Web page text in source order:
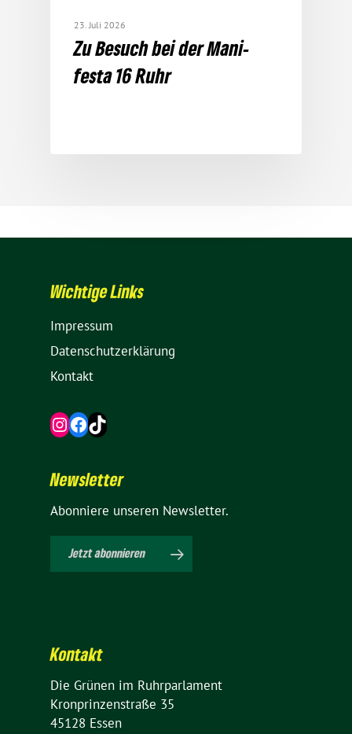
23. Juli 2026
Zu Besuch bei der Mani­
festa 16 Ruhr
Wich­tige Links
Impressum
Daten­schutz­er­klä­rung
Kontakt
Instagram
Facebook
TikTok
News­letter
Abon­niere unseren Newsletter.
Jetzt abon­nieren
Kontakt
Die Grünen im Ruhrparlament
Kron­prin­zen­straße 35
45128 Essen